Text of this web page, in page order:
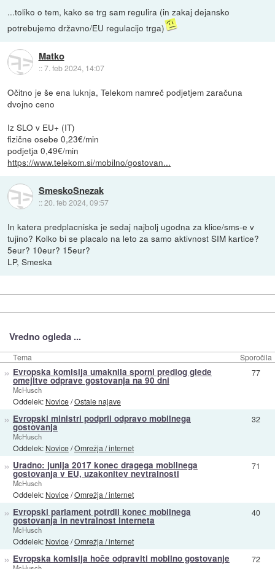
...toliko o tem, kako se trg sam regulira (in zakaj dejansko
potrebujemo državno/EU regulacijo trga)
Matko
::7. feb 2024, 14:07
Očitno je še ena luknja, Telekom namreč podjetjem zaračuna
dvojno ceno
Iz SLO v EU+ (IT)
fizične osebe 0,23€/min
podjetja 0,49€/min
https://www.telekom.si/mobilno/gostovan...
SmeskoSnezak
::20. feb 2024, 09:57
In katera predplacniska je sedaj najbolj ugodna za klice/sms-e v
tujino? Kolko bi se placalo na leto za samo aktivnost SIM kartice?
5eur? 10eur? 15eur?
LP, Smeska
Vredno ogleda ...
Tema Sporočila
» Evropska komisija umaknila sporni predlog glede
omejitve odprave gostovanja na 90 dni
McHusch
Oddelek: Novice/Ostale najave
77
» Evropski ministri podprli odpravo mobilnega
gostovanja
McHusch
Oddelek: Novice/Omrežja / internet
32
» Uradno: junija 2017 konec dragega mobilnega
gostovanja v EU, uzakonitev nevtralnosti
McHusch
Oddelek: Novice/Omrežja / internet
71
» Evropski parlament potrdil konec mobilnega
gostovanja in nevtralnost interneta
McHusch
Oddelek: Novice/Omrežja / internet
40
» Evropska komisija hoče odpraviti mobilno gostovanje 72